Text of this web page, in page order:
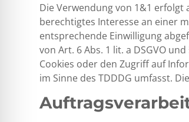
Die Verwendung von 1&1 erfolgt
berechtigtes Interesse an einer
entsprechende Einwilligung
von Art. 6 Abs. 1 lit. a DSGVO
Cookies oder den Zugriff auf
im Sinne des TDDDG umfasst.